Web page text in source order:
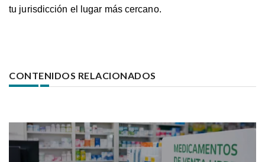
tu jurisdicción el lugar más cercano.
CONTENIDOS RELACIONADOS